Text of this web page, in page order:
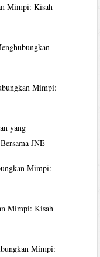
Mimpi: Kisah
Mimpi:
yang
JNE
Mimpi:
Mimpi: Kisah
Mimpi: